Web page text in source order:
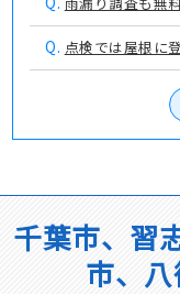
Q. 点検では屋根に
千葉市、習
市、